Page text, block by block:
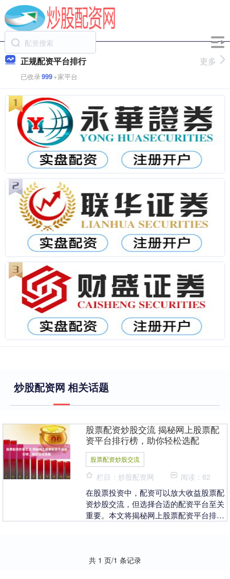
正规配资平台排行
已收录999+家平台
更多
炒股配资网 相关话题
股票配资炒股交流 揭秘网上股票配
资平台排行榜，助你轻松选配
股票配资炒股交流
栏目：炒股配资网 阅读：82
在股票投资中，配资可以放大收益股票配
资炒股交流，但选择合适的配资平台至关
重要。本文将揭秘网上股票配资平台排行
共 1 页/1 条记录